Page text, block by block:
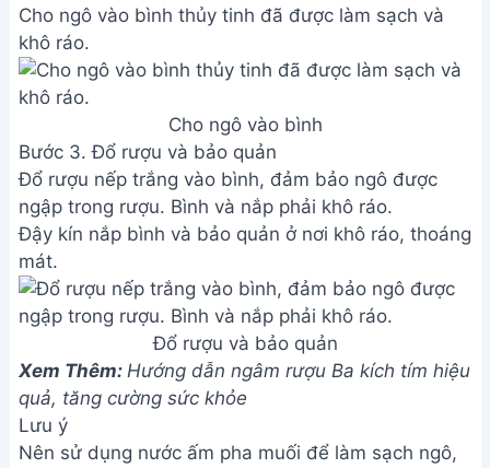
Cho ngô vào bình thủy tinh đã được làm sạch và
khô ráo.
Cho ngô vào bình
Bước 3. Đổ rượu và bảo quản
Đổ rượu nếp trắng vào bình, đảm bảo ngô được
ngập trong rượu. Bình và nắp phải khô ráo.
Đậy kín nắp bình và bảo quản ở nơi khô ráo, thoáng
mát.
Đổ rượu và bảo quản
Xem Thêm: Hướng dẫn ngâm rượu Ba kích tím hiệu
quả, tăng cường sức khỏe
Lưu ý
Nên sử dụng nước ấm pha muối để làm sạch ngô,